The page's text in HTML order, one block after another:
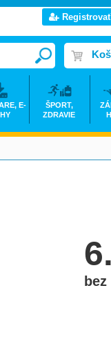
E-
ŠPORT,
ZDRAVIE